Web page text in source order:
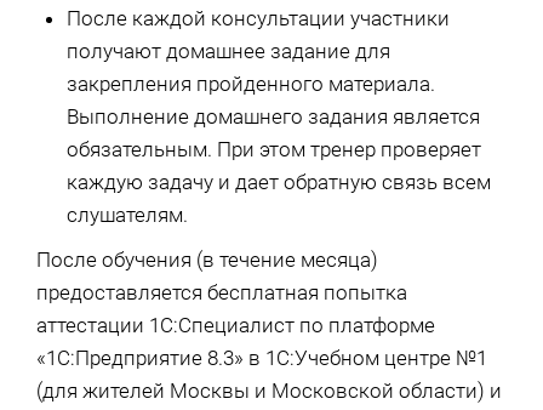
После каждой консультации участники
получают домашнее задание для
закрепления пройденного материала.
Выполнение домашнего задания является
обязательным. При этом тренер проверяет
каждую задачу и дает обратную связь всем
слушателям.
После обучения (в течение месяца)
предоставляется бесплатная попытка
аттестации 1С:Специалист по платформе
«1С:Предприятие 8.3» в 1С:Учебном центре №1
(для жителей Москвы и Московской области) и